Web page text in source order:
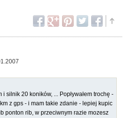
i silnik 20 koników, ... Popływałem trochę -
z gps - i mam takie zdanie - lepiej kupic
ponton rib, w przeciwnym razie mozesz